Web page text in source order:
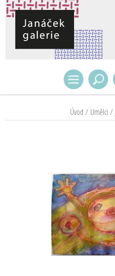
Úvod / Umělci /